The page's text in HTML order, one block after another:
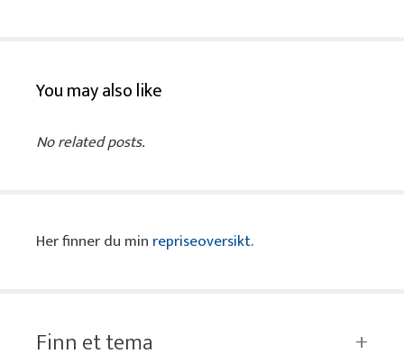
You may also like
No related posts.
Her finner du min repriseoversikt.
Finn et tema